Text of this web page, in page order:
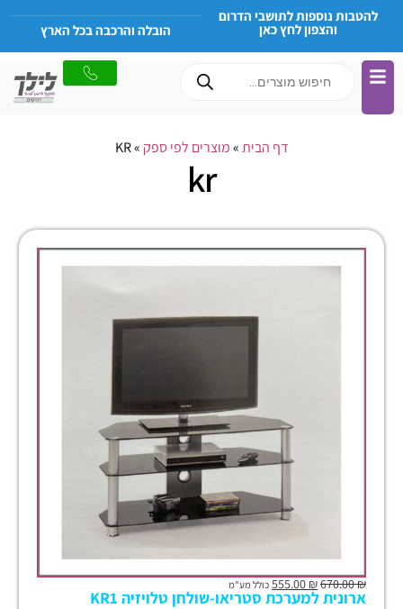
להטבות נוספות לתושבי הדרום
והצפון לחץ כאן הובלה והרכבה בכל הארץ
דף הבית»מוצרים לפי ספק »
KR
kr
₪
670.00
₪ כולל מע"מ
ארונית למערכת סטריאו-שולחן טלויזיה KR1